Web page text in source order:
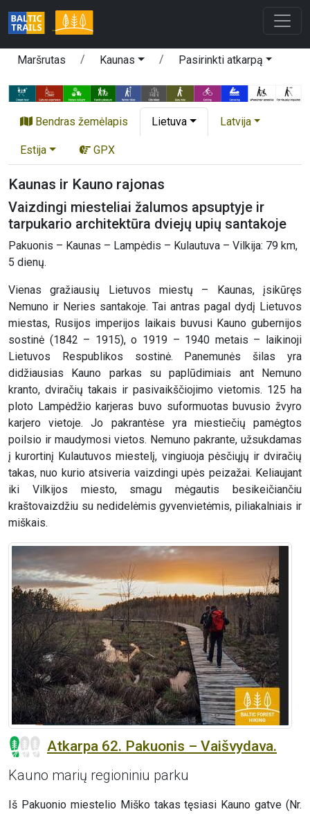
Maršrutas Kaunas Pasirinkti atkarpą
Bendras žemėlapis Lietuva Latvija
Estija GPX
Kaunas ir Kauno rajonas
Vaizdingi miesteliai žalumos apsuptyje ir
tarpukario architektūra dviejų upių santakoje
Pakuonis – Kaunas – Lampėdis – Kulautuva – Vilkija: 79 km,
5 dienų.
Vienas gražiausių Lietuvos miestų – Kaunas, įsikūręs
Nemuno ir Neries santakoje. Tai antras pagal dydį Lietuvos
miestas, Rusijos imperijos laikais buvusi Kauno gubernijos
sostinė (1842 – 1915), o 1919 – 1940 metais – laikinoji
Lietuvos Respublikos sostinė. Panemunės šilas yra
didžiausias Kauno parkas su paplūdimiais ant Nemuno
kranto, dviračių takais ir pasivaikščiojimo vietomis. 125 ha
ploto Lampėdžio karjeras buvo suformuotas buvusio žvyro
karjero vietoje. Jo pakrantėse yra miestiečių pamėgtos
poilsio ir maudymosi vietos. Nemuno pakrante, užsukdamas
į kurortinį Kulautuvos miestelį, vingiuoja pėsčiųjų ir dviračių
takas, nuo kurio atsiveria vaizdingi upės peizažai. Keliaujant
iki Vilkijos miesto, smagu mėgautis besikeičiančiu
kraštovaizdžiu su nedidelėmis gyvenvietėmis, piliakalniais ir
miškais.
Atkarpa 62. Pakuonis – Vaišvydava.
Kauno marių regioniniu parku
Iš Pakuonio miestelio Miško takas tęsiasi Kauno gatve (Nr.